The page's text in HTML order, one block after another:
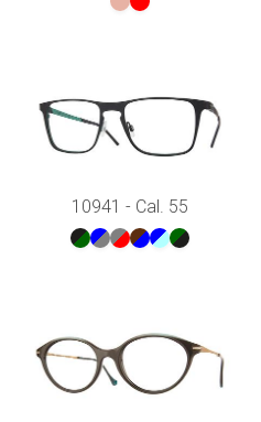
10941 - Cal. 55